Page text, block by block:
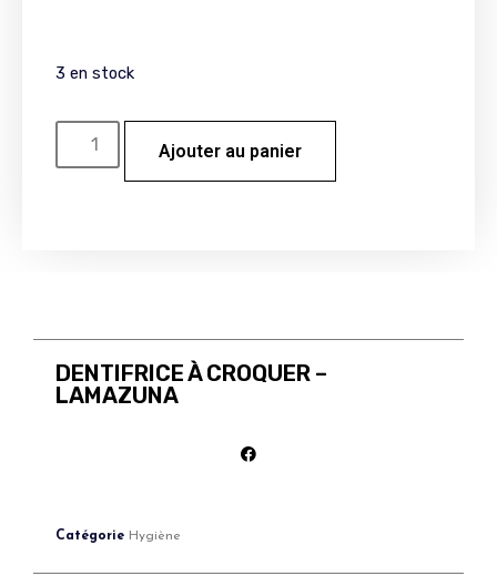
3 en stock
Ajouter au panier
DENTIFRICE À CROQUER –
LAMAZUNA
Catégorie Hygiène